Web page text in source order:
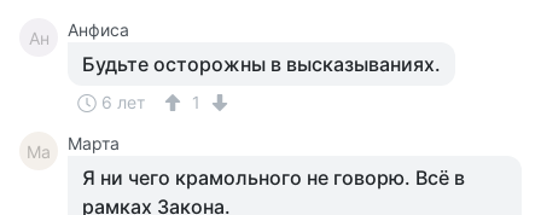
Ан Анфиса
Будьте осторожны в высказываниях.
6 лет 1
Ма Марта
Я ни чего крамольного не говорю. Всё в
рамках Закона.